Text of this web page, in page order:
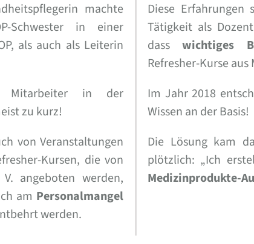
machte
Schwester in einer
als auch als Leiterin
Mitarbeiter in der
zu kurz!
von Veranstaltungen
Kursen, die von
angeboten werden,
am Personalmangel
werden.
Diese
Tätigkeit als
dass wichtiges
Refresher-Kurse
Im Jahr 2018
Wissen an der Basis!
Die Lösung kam
plötzlich: „Ich
Medizinprodukte-